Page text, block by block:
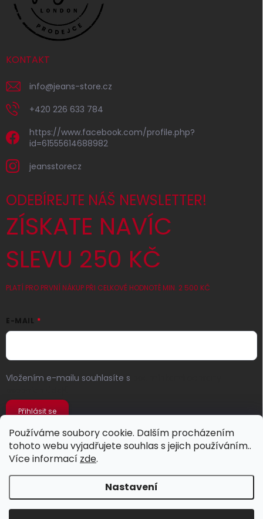
Používáme soubory cookie. Dalším procházením
tohoto webu vyjadřujete souhlas s jejich používáním..
Více informací zde.
Nastavení
KONTAKT
info@jeans-store.cz
+420 226 633 784
https://www.facebook.com/profile.php?
id=61555614688982
jeansstorecz
ODEBÍREJTE NÁŠ NEWSLETTER!
ZÍSKATE NAVÍC
SLEVU 250 KČ
PLATÍ PRO PRVNÍ NÁKUP PŘI CELKOVÉ HODNOTĚ MIN. 2 500 KČ
E-MAIL
Vložením e-mailu souhlasíte s
Přihlásit se